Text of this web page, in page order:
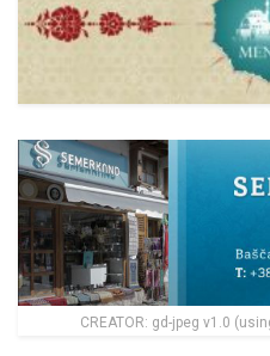
CREATOR: gd-jpeg v1.0